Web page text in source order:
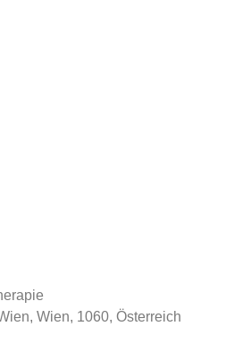
Wien, 1060, Österreich